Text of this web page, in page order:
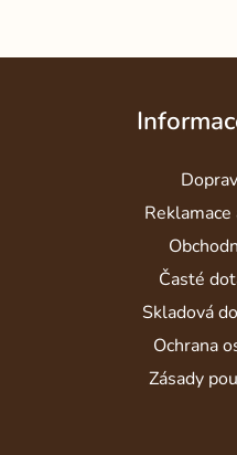
Reklamace
Časté
Skladová
Ochrana
Zásady